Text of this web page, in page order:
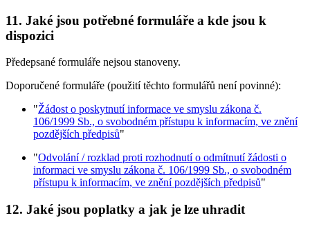
11. Jaké jsou potřebné formuláře a kde jsou k
dispozici
Předepsané formuláře nejsou stanoveny.
Doporučené formuláře (použití těchto formulářů není povinné):
"Žádost o poskytnutí informace ve smyslu zákona č.
106/1999 Sb., o svobodném přístupu k informacím, ve znění
pozdějších předpisů"
"Odvolání / rozklad proti rozhodnutí o odmítnutí žádosti o
informaci ve smyslu zákona č. 106/1999 Sb., o svobodném
přístupu k informacím, ve znění pozdějších předpisů"
12. Jaké jsou poplatky a jak je lze uhradit